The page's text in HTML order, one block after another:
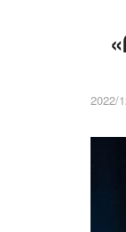
2022/